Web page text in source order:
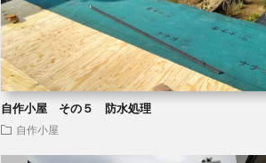
自作小屋 その５ 防水処理
自作小屋